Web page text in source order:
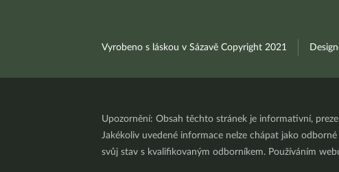
Vyrobeno s láskou v Sázavě Copyright 2021
Upozornění: Obsah těchto stránek je informativní,
Jakékoliv uvedené informace nelze chápat jako
svůj stav s kvalifikovaným odborníkem. Používáním